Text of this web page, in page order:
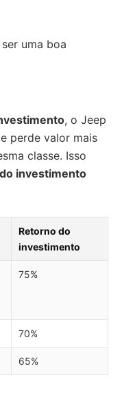
uma boa
, o Jeep
perde valor mais
classe. Isso
investimento
Retorno do
investimento
75%
70%
65%